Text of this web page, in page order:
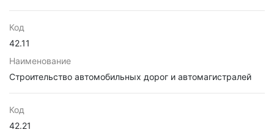
Код
42.11
Наименование
Строительство автомобильных дорог и автомагистралей
Код
42.21